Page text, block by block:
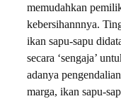
memudahkan
kebersihannnya.
ikan sapu-sapu
secara ‘sengaja’
adanya
marga, ikan sapu-